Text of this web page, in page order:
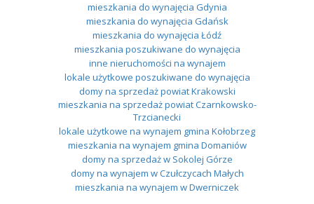
mieszkania do wynajęcia Gdynia
mieszkania do wynajęcia Gdańsk
mieszkania do wynajęcia Łódź
mieszkania poszukiwane do wynajęcia
inne nieruchomości na wynajem
lokale użytkowe poszukiwane do wynajęcia
domy na sprzedaż powiat Krakowski
mieszkania na sprzedaż powiat Czarnkowsko-
Trzcianecki
lokale użytkowe na wynajem gmina Kołobrzeg
mieszkania na wynajem gmina Domaniów
domy na sprzedaż w Sokolej Górze
domy na wynajem w Czułczycach Małych
mieszkania na wynajem w Dwerniczek